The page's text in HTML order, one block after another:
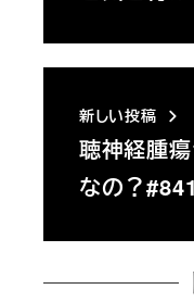
新しい投稿
聴神経腫
なの？